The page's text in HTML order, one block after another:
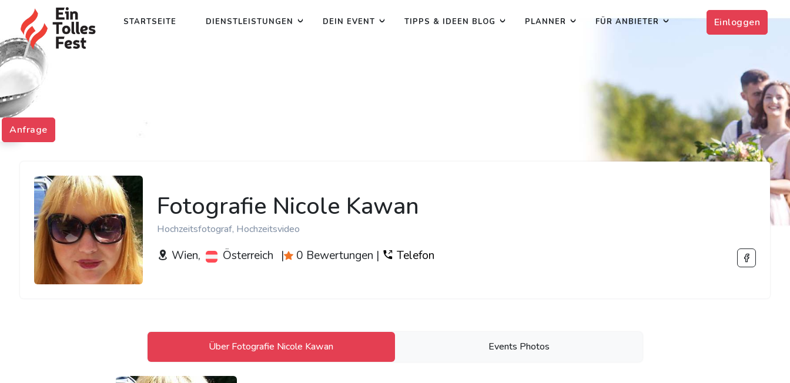
Einloggen
STARTSEITE DIENSTLEISTUNGEN DEIN EVENT TIPPS & IDEEN BLOG PLANNER FÜR ANBIETER
Fotografie Nicole Kawan
Hochzeitsfotograf, Hochzeitsvideo
Wien, Österreich | 0 Bewertungen | Telefon
Über Fotografie Nicole Kawan Events Photos
Anfrage